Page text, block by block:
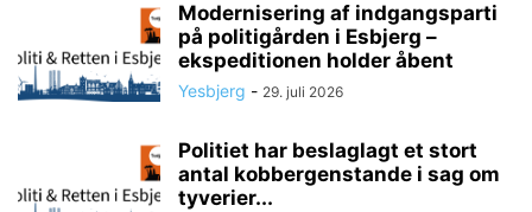
Modernisering af indgangsparti
på politigården i Esbjerg –
ekspeditionen holder åbent
Yesbjerg - 29. juli 2026
Politiet har beslaglagt et stort
antal kobbergenstande i sag om
tyverier...